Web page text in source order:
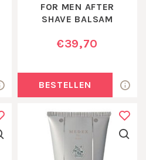
FOR MEN AFTER
SHAVE BALSAM
€39,70
BESTELLEN